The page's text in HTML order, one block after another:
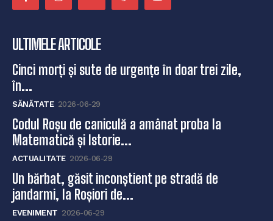
ULTIMELE ARTICOLE
Cinci morți și sute de urgențe în doar trei zile,
în...
SĂNĂTATE 2026-06-29
Codul Roșu de caniculă a amânat proba la
Matematică și Istorie...
ACTUALITATE 2026-06-29
Un bărbat, găsit inconștient pe stradă de
jandarmi, la Roșiori de...
EVENIMENT 2026-06-29